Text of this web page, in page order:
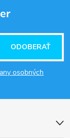
osobných
ODOBERAŤ